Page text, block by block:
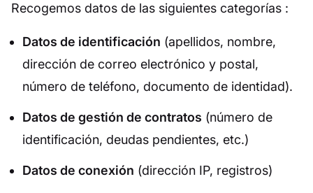
Recogemos datos de las siguientes categorías :
Datos de identificación (apellidos, nombre,
dirección de correo electrónico y postal,
número de teléfono, documento de identidad).
Datos de gestión de contratos (número de
identificación, deudas pendientes, etc.)
Datos de conexión (dirección IP, registros)